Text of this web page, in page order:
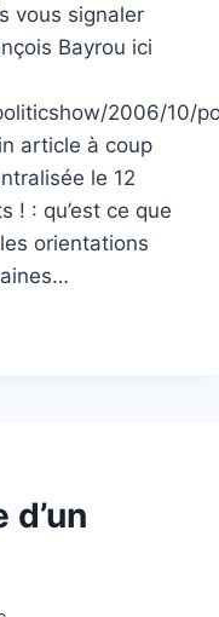
vous signaler
Bayrou ici
2006/10/
article à coup
le 12
! : qu’est ce que
orientations